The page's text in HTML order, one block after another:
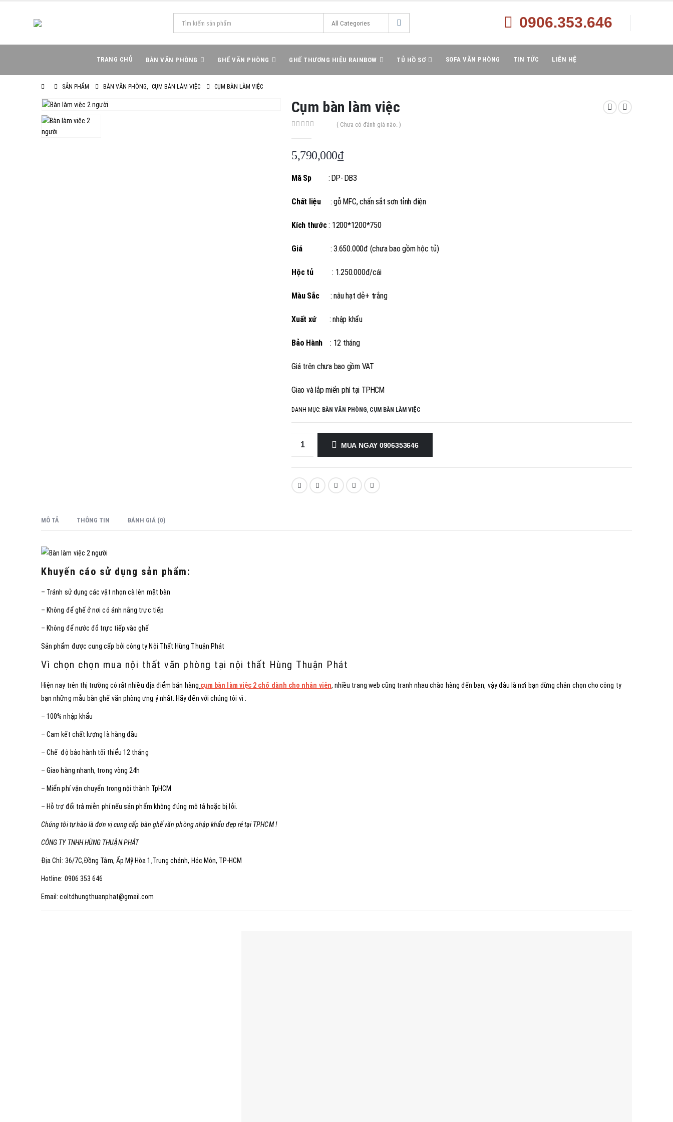
0906.353.646
TRANG CHỦ BÀN VĂN PHÒNG GHẾ VĂN PHÒNG GHẾ THƯƠNG HIỆU RAINBOW TỦ HỒ SƠ SOFA VĂN PHÒNG TIN TỨC LIÊN HỆ
SẢN PHẨM BÀN VĂN PHÒNG, CỤM BÀN LÀM VIỆC CỤM BÀN LÀM VIỆC
Cụm bàn làm việc
( Chưa có đánh giá nào. )
5,790,000₫
Mã Sp : DP- DB3
Chất liệu : gỗ MFC, chấn sắt sơn tỉnh điện
Kích thước: 1200*1200*750
Giá : 3.650.000đ (chưa bao gồm hộc tủ)
Hộc tủ : 1.250.000đ/cái
Màu Sắc : nâu hạt dẻ+ trắng
Xuất xứ: nhập khẩu
Bảo Hành : 12 tháng
Giá trên chưa bao gồm VAT
Giao và lắp miển phí tại TPHCM
DANH MỤC: BÀN VĂN PHÒNG CỤM BÀN LÀM VIỆC
MUA NGAY 0906353646
MÔ TẢ THÔNG TIN ĐÁNH GIÁ (0)
Khuyến cáo sử dụng sản phẩm:
– Tránh sử dụng các vật nhọn cà lên mặt bàn
– Không để ghế ở nơi có ánh nắng trực tiếp
– Không để nước đổ trực tiếp vào ghế
Sản phẩm được cung cấp bởi công ty Nội Thất Hùng Thuận Phát
Vì chọn chọn mua nội thất văn phòng tại nội thất Hùng Thuận Phát
Hiện nay trên thị trường có rất nhiều địa điểm bán hàng cụm bàn làm việc 2 chổ dành cho nhân viên, nhiều trang web cũng tranh nhau chào hàng đến bạn, vậy đâu là nơi bạn dừng chân chọn cho công ty
bạn những mẫu bàn ghế văn phòng ưng ý nhất. Hãy đến với chúng tôi vì :
– 100% nhập khẩu
– Cam kết chất lượng là hàng đầu
– Chế độ bảo hành tối thiểu 12 tháng
– Giao hàng nhanh, trong vòng 24h
– Miển phí vận chuyển trong nội thành TpHCM
– Hỗ trợ đổi trả miễn phí nếu sản phẩm không đúng mô tả hoặc bị lỗi.
Chúng tôi tự hào là đơn vị cung cấp bàn ghế văn phòng nhập khẩu đẹp rẻ tại TPHCM !
CÔNG TY TNHH HÙNG THUẬN PHÁT
Địa Chỉ: 36/7C,Đồng Tâm, Ấp Mỹ Hòa 1,Trung chánh, Hóc Môn, TP-HCM
Hotline: 0906 353 646
Email: coltdhungthuanphat@gmail.com